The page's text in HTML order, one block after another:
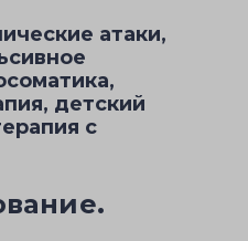
атаки,
детский
с